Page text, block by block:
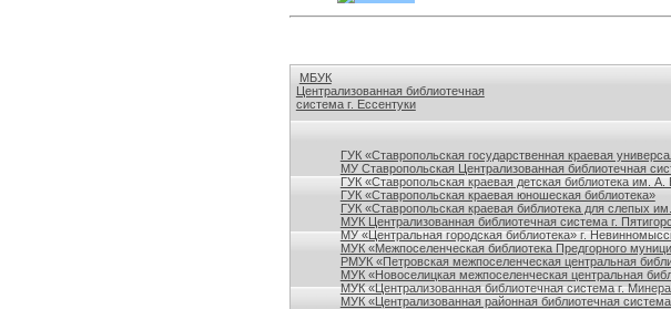
МБУК
Централизованная библиотечная
система г. Ессентуки
ГУК «Ставропольская государственная краевая
МУ Ставропольская Централизованная библиотечная
ГУК «Ставропольская краевая детская библиотека им.
ГУК «Ставропольская краевая юношеская библиотека»
ГУК «Ставропольская краевая библиотека для слепых
МУК Централизованная библиотечная система г.
МУ «Центральная городская библиотека» г.
МУК «Межпоселенческая библиотека Предгорного
РМУК «Петровская межпоселенческая центральная
МУК «Новоселицкая межпоселенческая центральная
МУК «Централизованная библиотечная система г.
МУК «Централизованная районная библиотечная